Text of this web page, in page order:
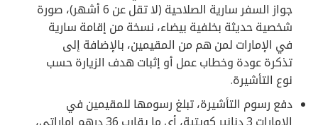
جواز السفر سارية الصلاحية (لا تقل عن 6 أشهر)، صورة
شخصية حديثة بخلفية بيضاء، نسخة من إقامة سارية
في الإمارات لمن هم من المقيمين، بالإضافة إلى
تذكرة عودة وخطاب عمل أو إثبات هدف الزيارة حسب
نوع التأشيرة.
دفع رسوم التأشيرة، تبلغ رسومها للمقيمين في
الامارات 3 دنانير كويتية، أي ما يقارب 36 درهم إماراتي،